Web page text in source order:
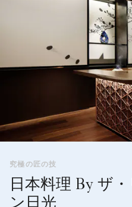
究極の匠の技
日本料理 By ザ